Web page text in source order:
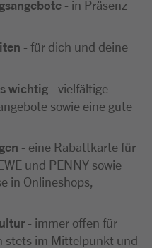
- in Präsenz
- für dich und deine
wichtig - vielfältige
sowie eine gute
- eine Rabattkarte für
und PENNY sowie
in Onlineshops,
- immer offen für
stets im Mittelpunkt und